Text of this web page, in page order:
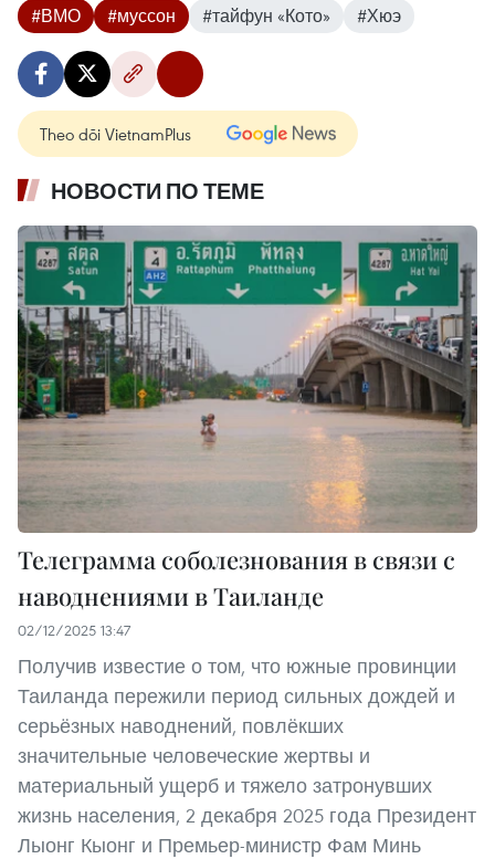
#ВМО #муссон #тайфун «Кото» #Хюэ
Theo dõi VietnamPlus
НОВОСТИ ПО ТЕМЕ
Телеграмма соболезнования в связи с
наводнениями в Таиланде
02/12/2025 13:47
Получив известие о том, что южные провинции
Таиланда пережили период сильных дождей и
серьёзных наводнений, повлёкших
значительные человеческие жертвы и
материальный ущерб и тяжело затронувших
жизнь населения, 2 декабря 2025 года Президент
Лыонг Кыонг и Премьер-министр Фам Минь